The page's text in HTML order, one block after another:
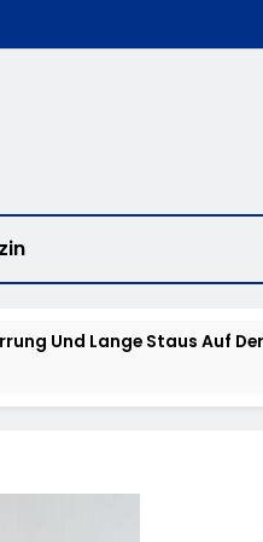
Und Lange Staus Auf
Geben“ –
Zum Aufenthalt Von